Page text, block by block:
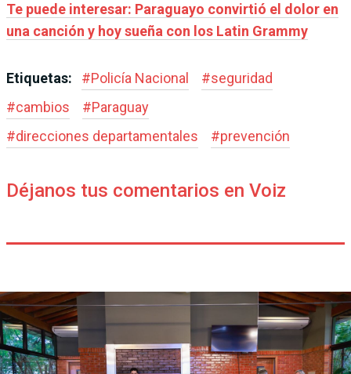
Te puede interesar: Paraguayo convirtió el dolor en
una canción y hoy sueña con los Latin Grammy
Etiquetas: #Policía Nacional #seguridad
#cambios #Paraguay
#direcciones departamentales #prevención
Déjanos tus comentarios en Voiz